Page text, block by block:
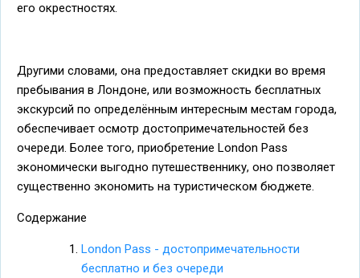
его окрестностях.
Другими словами, она предоставляет скидки во время
пребывания в Лондоне, или возможность бесплатных
экскурсий по определённым интересным местам города,
обеспечивает осмотр достопримечательностей без
очереди. Более того, приобретение London Pass
экономически выгодно путешественнику, оно позволяет
существенно экономить на туристическом бюджете.
Содержание
London Pass - достопримечательности
бесплатно и без очереди